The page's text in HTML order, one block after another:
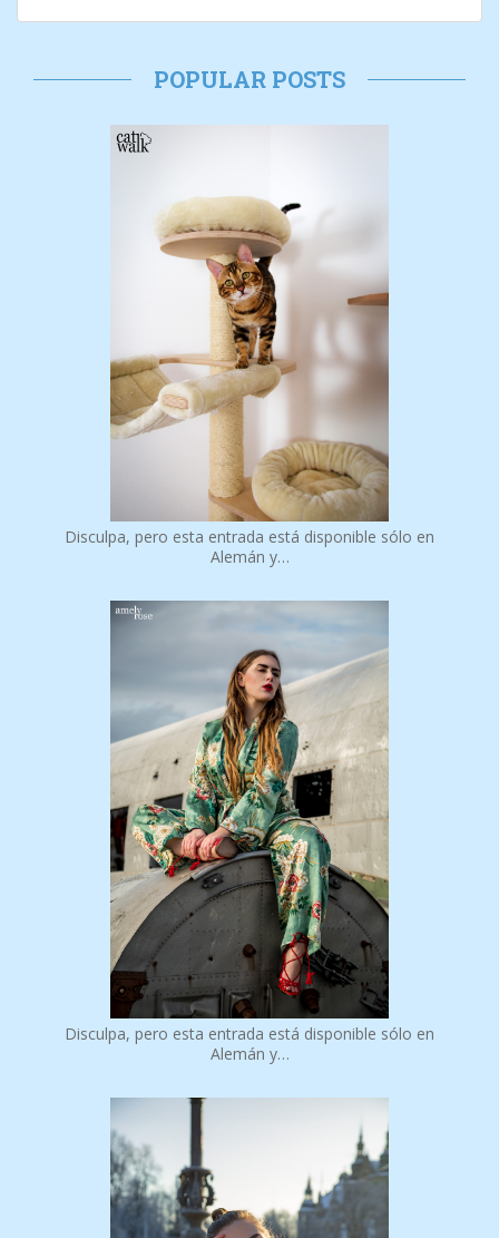
POPULAR POSTS
Disculpa, pero esta entrada está disponible sólo en
Alemán y…
Disculpa, pero esta entrada está disponible sólo en
Alemán y…